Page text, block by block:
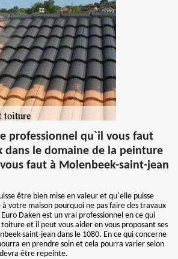
professionnel qu`il vous faut
dans le domaine de la peinture
faut à Molenbeek-saint-jean
être bien mise en valeur et qu`elle puisse
votre maison pourquoi ne pas faire des travaux
Daken est un vrai professionnel en ce qui
et il peut vous aider en vous proposant ses
saint-jean dans le 1080. En ce qui concerne
en prendre soin et cela pourra varier selon
être repeinte.